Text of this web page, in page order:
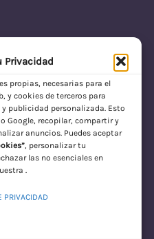
Privacidad
propias, necesarias para el
y cookies de terceros para
publicidad personalizada. Esto
Google, recopilar, compartir y
anuncios. Puedes aceptar
, personalizar tu
las no esenciales en
.
PRIVACIDAD
Online con Envío